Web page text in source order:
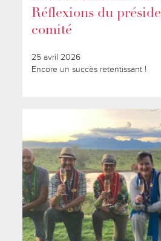
Réflexions du
comité
25 avril 2026
Encore un succès retentissant !